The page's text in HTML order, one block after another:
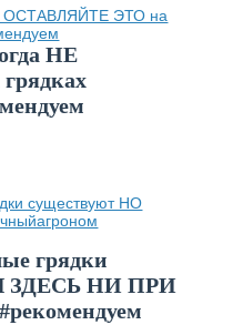
НЕ
грядки
ЗДЕСЬ НИ ПРИ